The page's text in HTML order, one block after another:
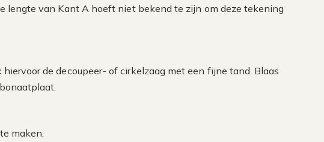
lengte van Kant A hoeft niet bekend te zijn om deze tekening
de decoupeer- of cirkelzaag met een fijne tand. Blaas
maken.